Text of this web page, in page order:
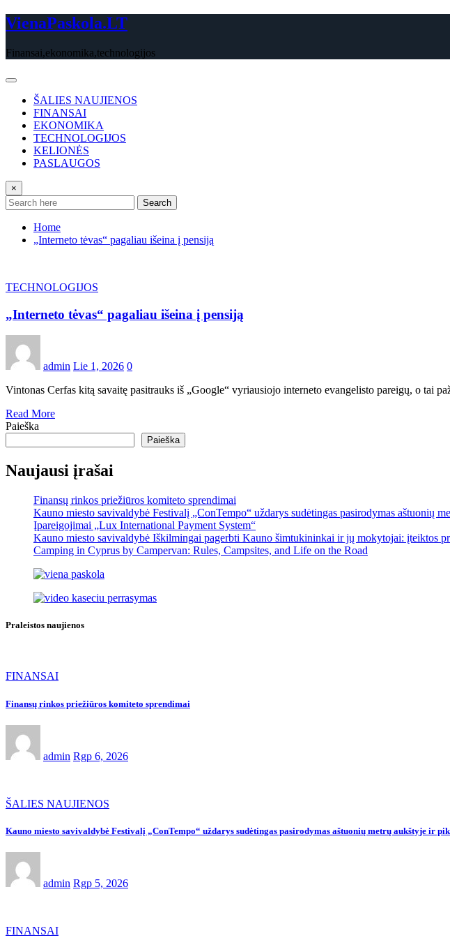
Skip
to
VienaPaskola.LT
Finansai,ekonomika,technologijos
ŠALIES NAUJIENOS
FINANSAI
EKONOMIKA
TECHNOLOGIJOS
KELIONĖS
PASLAUGOS
×
Search
Home
„Interneto tėvas“ pagaliau išeina į pensiją
TECHNOLOGIJOS
„Interneto tėvas“ pagaliau išeina į pensiją
admin Lie 1, 2026 0
Vintonas Cerfas kitą savaitę pasitrauks iš „Google“ vyriausiojo interneto evangelisto pareigų, o tai
Read More
Paieška
Paieška
Naujausi įrašai
Finansų rinkos priežiūros komiteto sprendimai
Kauno miesto savivaldybė Festivalį „ConTempo“ uždarys sudėtingas pasirodymas aštuonių
Įpareigojimai „Lux International Payment System“
Kauno miesto savivaldybė Iškilmingai pagerbti Kauno šimtukininkai ir jų mokytojai: įteiktos
Camping in Cyprus by Campervan: Rules, Campsites, and Life on the Road
Praleistos naujienos
FINANSAI
Finansų rinkos priežiūros komiteto sprendimai
admin Rgp 6, 2026
ŠALIES NAUJIENOS
Kauno miesto savivaldybė Festivalį „ConTempo“ uždarys sudėtingas pasirodymas aštuonių metrų aukštyje ir
admin Rgp 5, 2026
FINANSAI